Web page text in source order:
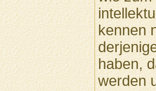
kennen
haben,
werden